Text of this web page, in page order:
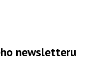
newsletteru